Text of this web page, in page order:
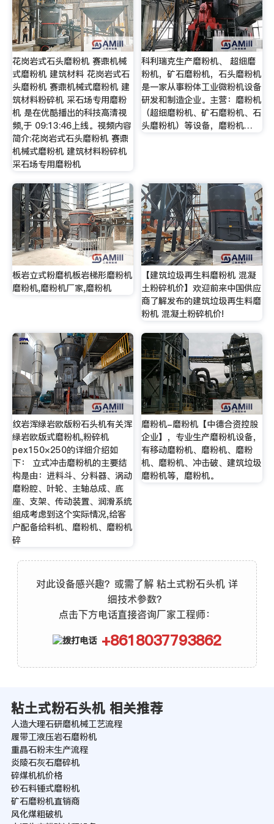
花岗岩式石头磨粉机 赛鼎机械
式磨粉机 建筑材料 花岗岩式石
头磨粉机 赛鼎机械式磨粉机 建
筑材料粉碎机 采石场专用磨粉
机 是在优酷播出的科技高清视
频,于 09:13:46上线。视频内容
简介:花岗岩式石头磨粉机 赛鼎
机械式磨粉机 建筑材料粉碎机
采石场专用磨粉机
科利瑞克生产磨粉机、 超细磨
粉机，矿石磨粉机，石头磨粉机
是一家从事粉体工业微粉机设备
研发和制造企业。主营：磨粉机
（超细磨粉机、矿石磨粉机、石
头磨粉机）等设备，磨粉机…
板岩立式粉磨机板岩梯形磨粉机
磨粉机,磨粉机厂家,磨粉机
【建筑垃圾再生料磨粉机 混凝
土粉碎机价】欢迎前来中国供应
商了解发布的建筑垃圾再生料磨
粉机 混凝土粉碎机价!
纹岩浑绿岩欧版粉石头机有关浑
绿岩欧版式磨粉机,粉碎机
pex150×250的详细介绍如
下： 立式冲击磨粉机的主要结
构是由：进料斗、分料器、涡动
磨粉腔、叶轮、主轴总成、底
座、支架、传动装置、润滑系统
组成考虑到这个实际情况,给客
户配备给料机、磨粉机、磨粉机
碎
磨粉机-磨粉机【中德合资控股
企业】，专业生产磨粉机设备，
有移动磨粉机、磨粉机、磨粉
机、磨粉机、冲击破、建筑垃圾
磨粉机等，磨粉机。
对此设备感兴趣？或需了解 粘土式粉石头机 详
细技术参数？
点击下方电话直接咨询厂家工程师：
+8618037793862
粘土式粉石头机 相关推荐
人造大理石研磨机械工艺流程
履带工液压岩石磨粉机
重晶石粉末生产流程
炎陵石灰石磨碎机
碎煤机机价格
砂石料锤式磨粉机
矿石磨粉机直销商
风化煤粗破机